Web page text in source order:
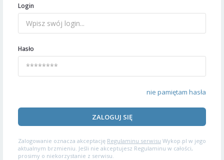
Login
Hasło
nie pamiętam hasła
ZALOGUJ SIĘ
Zalogowanie oznacza akceptację Regulaminu serwisu Wykop.pl w jego
aktualnym brzmieniu. Jeśli nie akceptujesz Regulaminu w całości,
prosimy o niekorzystanie z serwisu.